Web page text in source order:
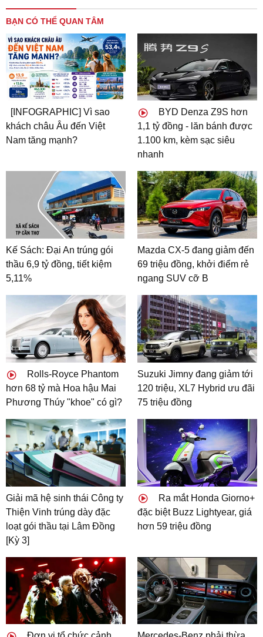
BẠN CÓ THỂ QUAN TÂM
[INFOGRAPHIC] Vì sao
khách châu Âu đến Việt
Nam tăng mạnh?
BYD Denza Z9S hơn
1,1 tỷ đồng - lăn bánh được
1.100 km, kèm sạc siêu
nhanh
Kế Sách: Đại An trúng gói
thầu 6,9 tỷ đồng, tiết kiệm
5,11%
Mazda CX-5 đang giảm đến
69 triệu đồng, khởi điểm rẻ
ngang SUV cỡ B
Rolls-Royce Phantom
hơn 68 tỷ mà Hoa hậu Mai
Phương Thúy "khoe" có gì?
Suzuki Jimny đang giảm tới
120 triệu, XL7 Hybrid ưu đãi
75 triệu đồng
Giải mã hệ sinh thái Công ty
Thiện Vinh trúng dày đặc
loạt gói thầu tại Lâm Đồng
[Kỳ 3]
Ra mắt Honda Giorno+
đặc biệt Buzz Lightyear, giá
hơn 59 triệu đồng